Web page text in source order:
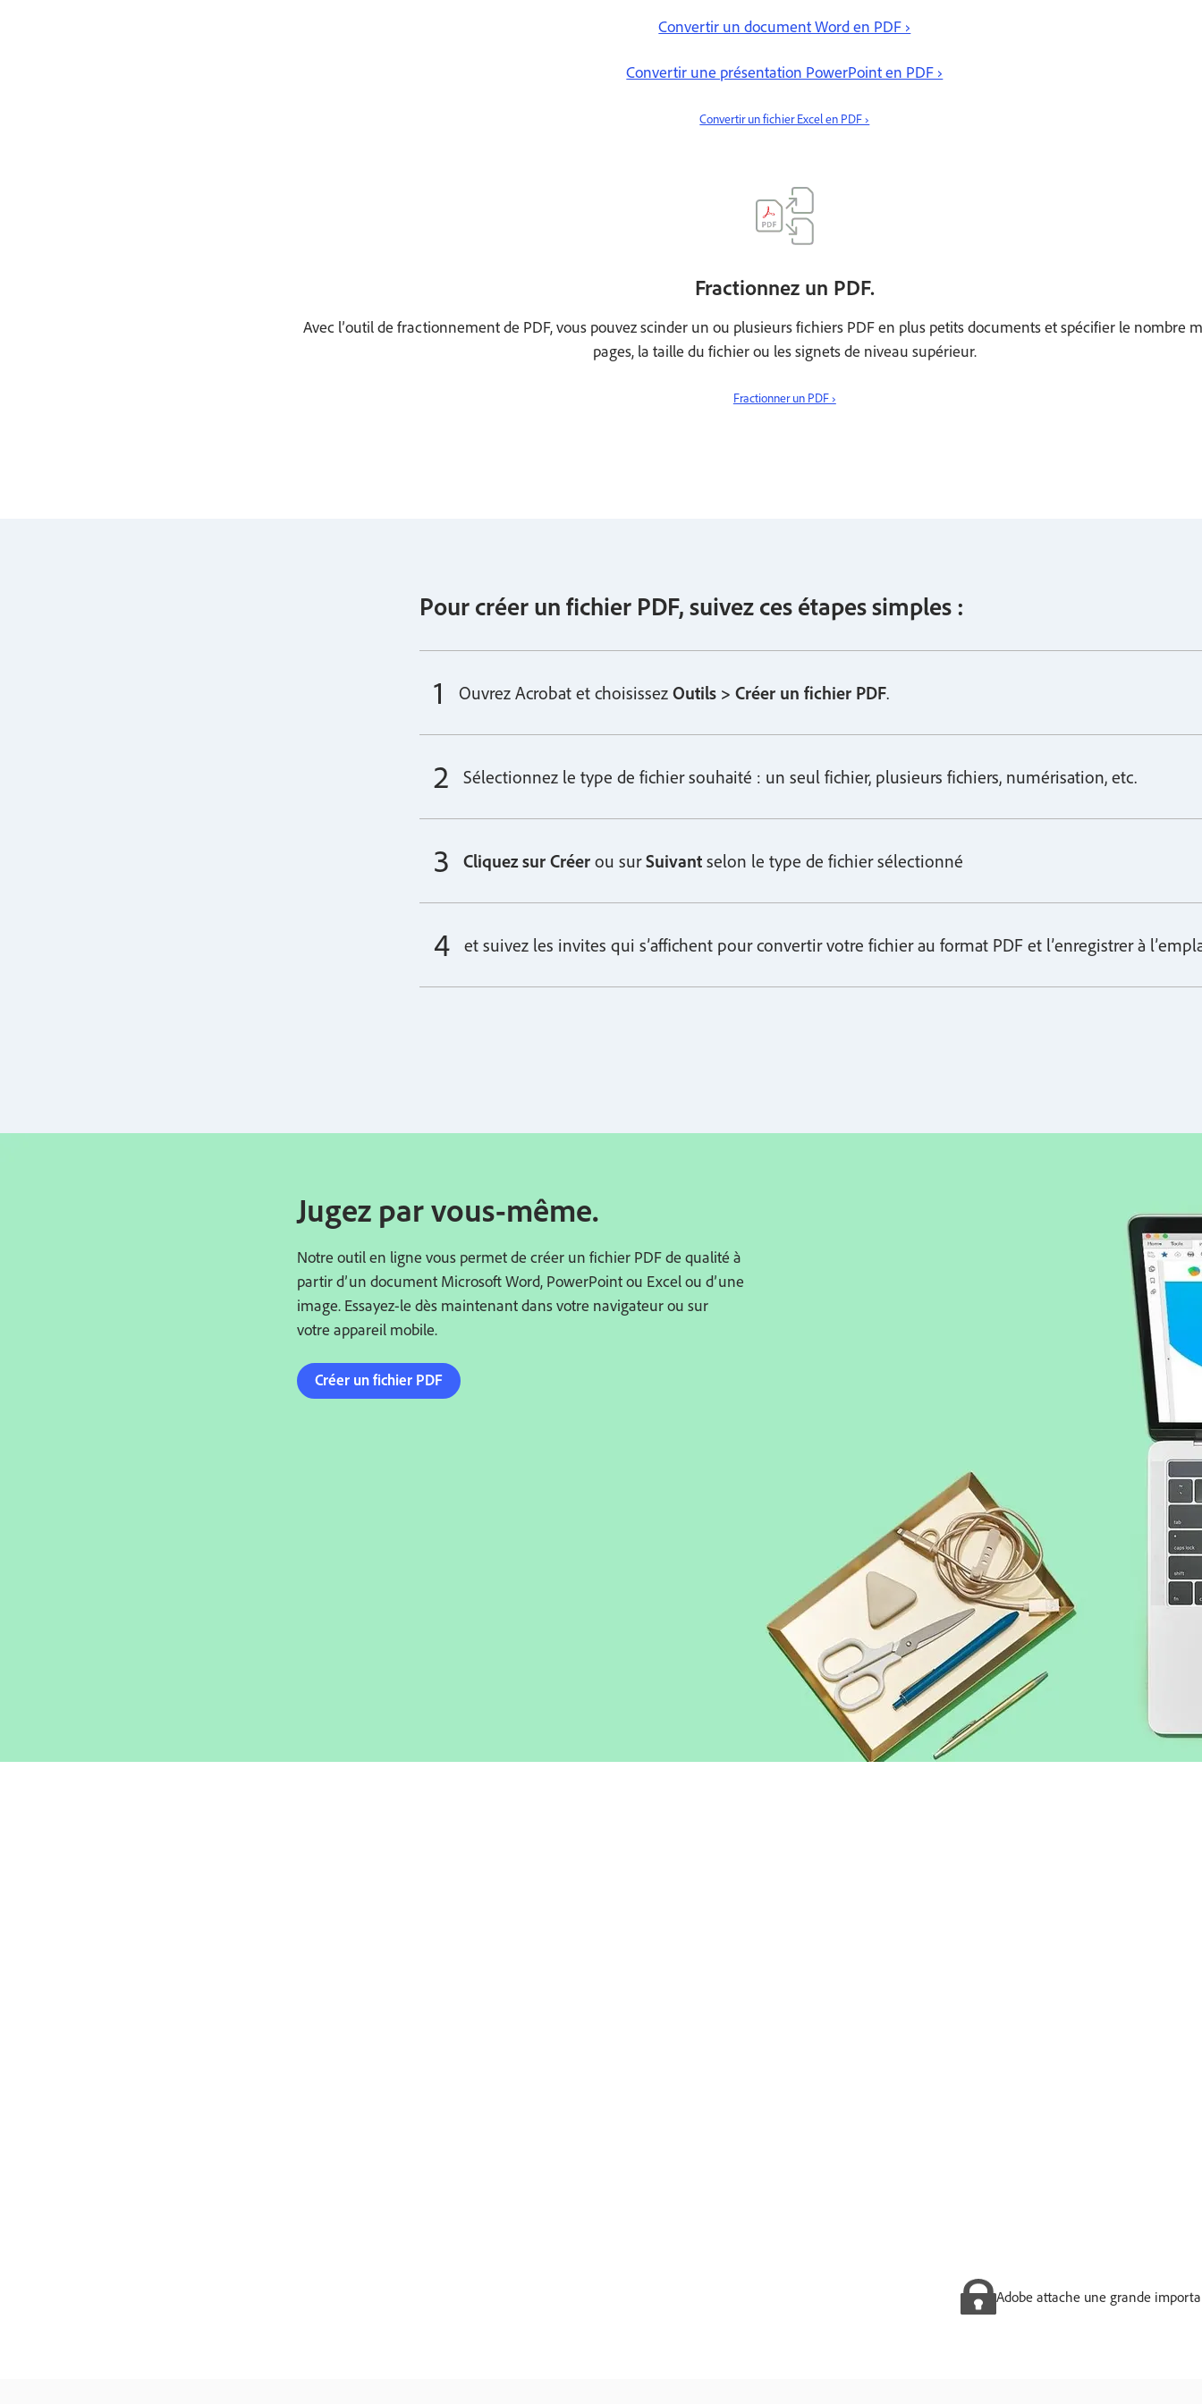
Convertir un document Word en PDF ›
Convertir une présentation PowerPoint en PDF ›
Convertir un fichier Excel en PDF ›
Fractionnez un PDF.
Avec l’outil de fractionnement de PDF, vous pouvez scinder un ou plusieurs fichiers PDF en plus petits documents et spécifier le nombre
pages, la taille du fichier ou les signets de niveau supérieur.
Fractionner un PDF ›
Pour créer un fichier PDF, suivez ces étapes simples :
Ouvrez Acrobat et choisissezOutils > Créer un fichier PDF.
Sélectionnez le type de fichier souhaité : un seul fichier, plusieurs fichiers, numérisation, etc.
Cliquez sur Créer ou surSuivant selon le type de fichier sélectionné
et suivez les invites qui s’affichent pour convertir votre fichier au format PDF et l’enregistrer à
Jugez par vous-même.
Notre outil en ligne vous permet de créer un fichier PDF de qualité à
partir d’un document Microsoft Word, PowerPoint ou Excel ou d’une
image. Essayez-le dès maintenant dans votre navigateur ou sur
votre appareil mobile.
Créer un fichier PDF
Adobe attache une grande